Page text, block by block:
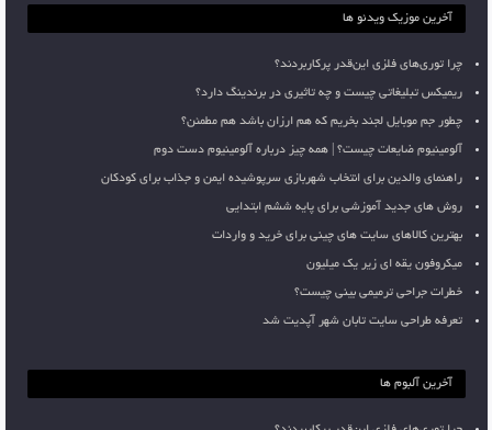
آخرین موزیک ویدئو ها
چرا توری‌های فلزی این‌قدر پرکاربردند؟
ریمیکس تبلیغاتی چیست و چه تاثیری در برندینگ دارد؟
چطور جم موبایل لجند بخریم که هم ارزان باشد هم مطمئن؟
آلومینیوم ضایعات چیست؟ | همه چیز درباره آلومینیوم دست دوم
راهنمای والدین برای انتخاب شهربازی سرپوشیده ایمن و جذاب برای کودکان
روش های جدید آموزشی برای پایه ششم ابتدایی
بهترین کالاهای سایت های چینی برای خرید و واردات
میکروفون یقه ای زیر یک میلیون
خطرات جراحی ترمیمی بینی چیست؟
تعرفه طراحی سایت تابان شهر آپدیت شد
آخرین آلبوم ها